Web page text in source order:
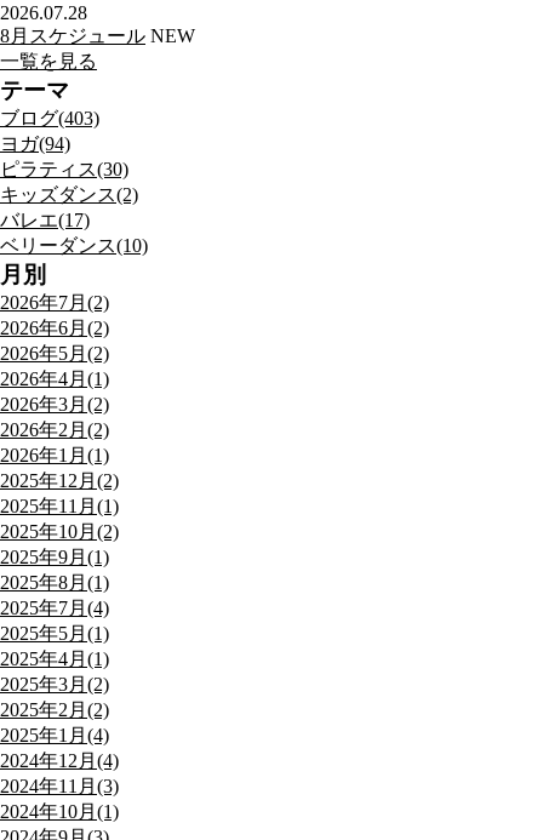
2026.07.28
8月スケジュール NEW
一覧を見る
テーマ
ブログ(403)
ヨガ(94)
ピラティス(30)
キッズダンス(2)
バレエ(17)
ベリーダンス(10)
月別
2026年7月(2)
2026年6月(2)
2026年5月(2)
2026年4月(1)
2026年3月(2)
2026年2月(2)
2026年1月(1)
2025年12月(2)
2025年11月(1)
2025年10月(2)
2025年9月(1)
2025年8月(1)
2025年7月(4)
2025年5月(1)
2025年4月(1)
2025年3月(2)
2025年2月(2)
2025年1月(4)
2024年12月(4)
2024年11月(3)
2024年10月(1)